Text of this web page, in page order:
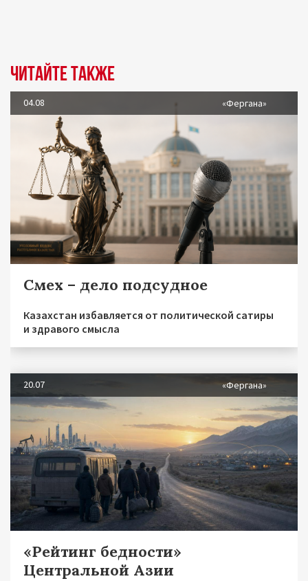
Читайте также
04.08 «Фергана»
Смех – дело подсудное
Казахстан избавляется от политической сатиры
и здравого смысла
20.07 «Фергана»
«Рейтинг бедности»
Центральной Азии